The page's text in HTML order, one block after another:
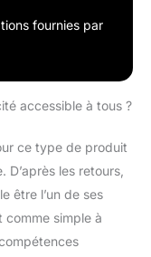
créer des
Ils
les bureaux,
En outre,
stores
occupant
fournies par
accessible à tous ?
ce type de produit
les retours,
être l’un de ses
comme simple à